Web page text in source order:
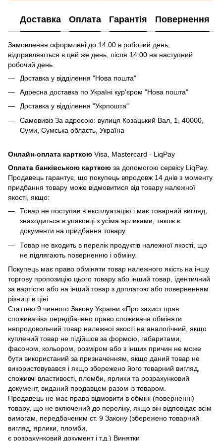
Доставка Оплата Гарантія Повернення
Замовлення оформлені до 14:00 в робочий день,
відправляються в цей же день, після 14:00 на наступний
робочий день
Доставка у відділення "Нова пошта"
Адресна доставка по Україні кур'єром "Нова пошта"
Доставка у відділення "Укрпошта"
Самовивіз За адресою: вулиця Козацький Вал, 1, 40000,
Суми, Сумська область, Україна
Онлайн-оплата карткою Visa, Mastercard - LiqPay
Оплата банківською карткою за допомогою сервісу LiqPay.
Продавець гарантує, що покупець впродовж 14 днів з моменту
придбання товару може відмовитися від товару належної
якості, якщо:
Товар не поступав в експлуатацію і має товарний вигляд,
знаходиться в упаковці з усіма ярликами, також є
документи на придбання товару.
Товар не входить в перелік продуктів належної якості, що
не підлягають поверненню і обміну.
Покупець має право обміняти товар належного якість на іншу
торгову пропозицію цього товару або інший товар, ідентичний
за вартістю або на інший товар з доплатою або поверненням
різниці в ціні
Статтею 9 чинного Закону України «Про захист прав
споживачів» передбачено право споживача обміняти
непродовольчий товар належної якості на аналогічний, якщо
куплений товар не підійшов за формою, габаритами,
фасоном, кольором, розміром або з інших причин не може
бути використаний за призначенням, якщо даний товар не
використовувався і якщо збережено його товарний вигляд,
споживчі властивості, пломби, ярлики та розрахунковий
документ, виданий продавцем разом із товаром.
Продавець не має права відмовити в обміні (поверненні)
товару, що не включений до переліку, якщо він відповідає всім
вимогам, передбаченим ст. 9 Закону (збережено товарний
вигляд, ярлики, пломби,
є розрахунковий документ і т.д.) Винятки